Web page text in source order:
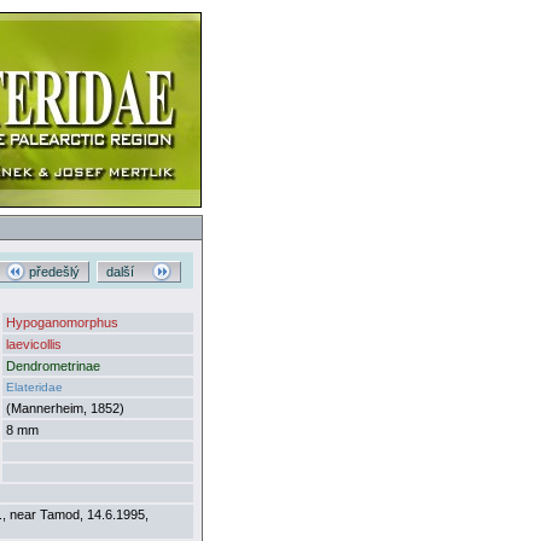
předešlý další
Hypoganomorphus
laevicollis
Dendrometrinae
Elateridae
(Mannerheim, 1852)
8 mm
near Tamod, 14.6.1995,